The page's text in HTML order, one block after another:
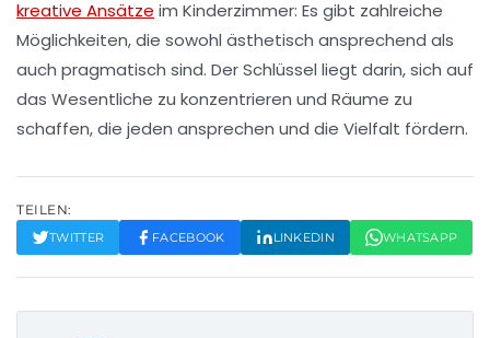
kreative Ansätze im Kinderzimmer: Es gibt zahlreiche
Möglichkeiten, die sowohl ästhetisch ansprechend als
auch pragmatisch sind. Der Schlüssel liegt darin, sich auf
das Wesentliche zu konzentrieren und Räume zu
schaffen, die jeden ansprechen und die Vielfalt fördern.
TEILEN:
TWITTER FACEBOOK LINKEDIN WHATSAPP